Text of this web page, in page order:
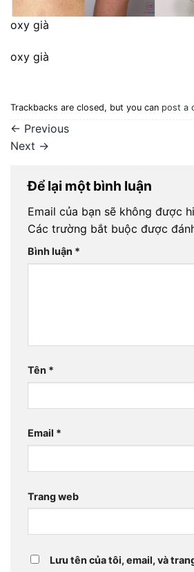
oxy già
oxy già
Trackbacks are closed, but you can post a
← Previous
Next →
Để lại một bình luận
Email của bạn sẽ không được
Các trường bắt buộc được
Bình luận *
Tên *
Email *
Trang web
Lưu tên của tôi, email, và